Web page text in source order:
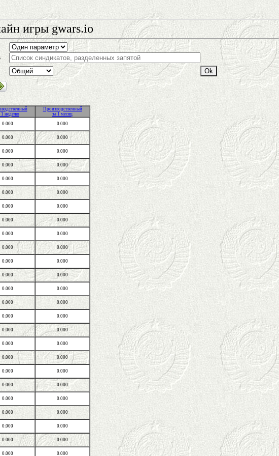
игры gwars.io
1 неделю
Производственный
за 1 месяц
0.000 0.000
0.000 0.000
0.000 0.000
0.000 0.000
0.000 0.000
0.000 0.000
0.000 0.000
0.000 0.000
0.000 0.000
0.000 0.000
0.000 0.000
0.000 0.000
0.000 0.000
0.000 0.000
0.000 0.000
0.000 0.000
0.000 0.000
0.000 0.000
0.000 0.000
0.000 0.000
0.000 0.000
0.000 0.000
0.000 0.000
0.000 0.000
0.000 0.000